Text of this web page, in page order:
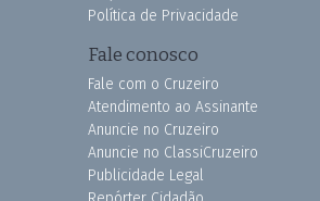
Política de Privacidade
Fale conosco
Fale com o Cruzeiro
Atendimento ao Assinante
Anuncie no Cruzeiro
Anuncie no ClassiCruzeiro
Publicidade Legal